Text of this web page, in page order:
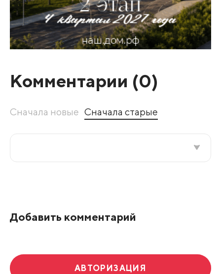
Комментарии (0)
Сначала новые Сначала старые
Добавить комментарий
АВТОРИЗАЦИЯ